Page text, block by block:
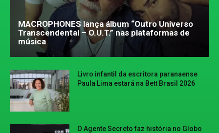
MACROPHONES lança álbum “Outro Universo
Transcendental – O.U.T.” nas plataformas de
música
Livro infantil da escritora paranaense
Paula Lima estará na Bett Brasil 2026
O Agente Secreto faz história no Globo